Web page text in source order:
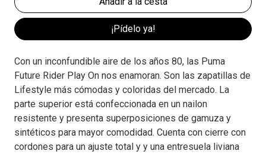
¡Pídelo ya!
Con un inconfundible aire de los años 80, las Puma
Future Rider Play On nos enamoran. Son las zapatillas de
Lifestyle más cómodas y coloridas del mercado. La
parte superior está confeccionada en un nailon
resistente y presenta superposiciones de gamuza y
sintéticos para mayor comodidad. Cuenta con cierre con
cordones para un ajuste total y y una entresuela liviana